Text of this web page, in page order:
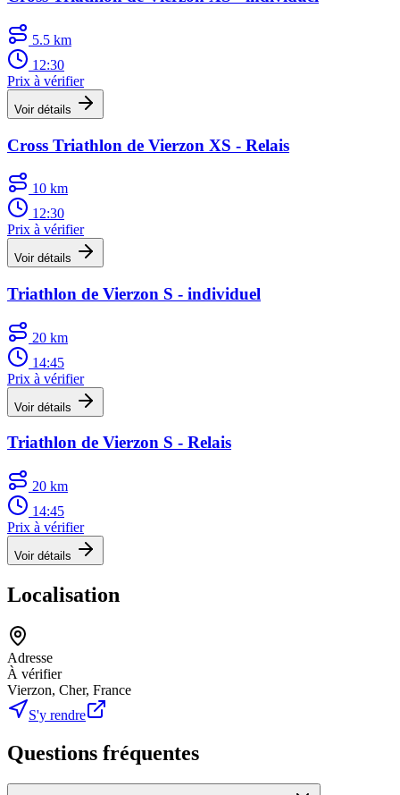
5.5 km
12:30
Prix à vérifier
Voir détails
Cross Triathlon de Vierzon XS - Relais
10 km
12:30
Prix à vérifier
Voir détails
Triathlon de Vierzon S - individuel
20 km
14:45
Prix à vérifier
Voir détails
Triathlon de Vierzon S - Relais
20 km
14:45
Prix à vérifier
Voir détails
Localisation
Adresse
À vérifier
Vierzon, Cher, France
S'y rendre
Questions fréquentes